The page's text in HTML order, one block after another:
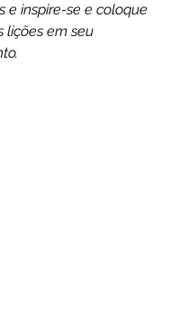
e inspire-se e coloque
lições em seu